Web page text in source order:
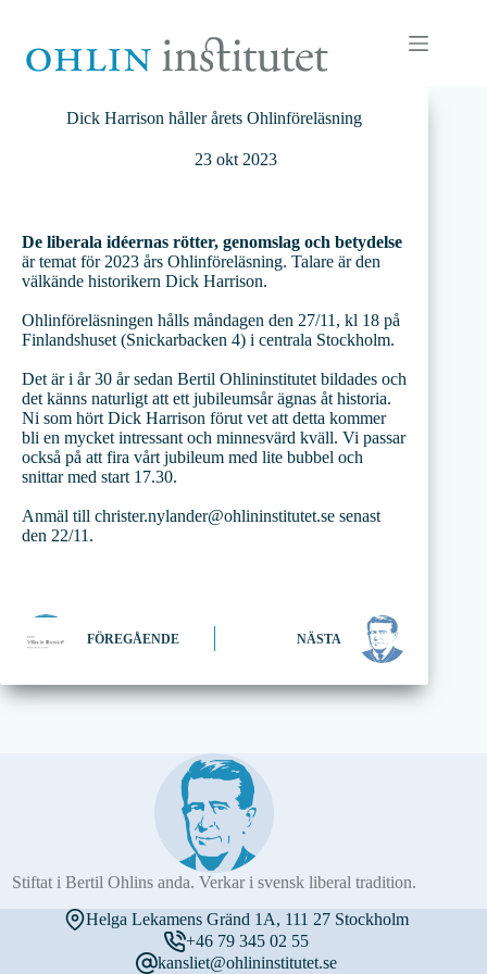
innehåll
Dick Harrison håller årets Ohlinföreläsning
23 okt 2023
De liberala idéernas rötter, genomslag och betydelse
är temat för 2023 års Ohlinföreläsning. Talare är den
välkände historikern Dick Harrison.
Ohlinföreläsningen hålls måndagen den 27/11, kl 18 på
Finlandshuset (Snickarbacken 4) i centrala Stockholm.
Det är i år 30 år sedan Bertil Ohlininstitutet bildades och
det känns naturligt att ett jubileumsår ägnas åt historia.
Ni som hört Dick Harrison förut vet att detta kommer
bli en mycket intressant och minnesvärd kväll. Vi passar
också på att fira vårt jubileum med lite bubbel och
snittar med start 17.30.
Anmäl till christer.nylander@ohlininstitutet.se senast
den 22/11.
FÖREGÅENDE NÄSTA
Stiftat i Bertil Ohlins anda. Verkar i svensk liberal tradition.
Helga Lekamens Gränd 1A, 111 27 Stockholm
+46 79 345 02 55
kansliet@ohlininstitutet.se